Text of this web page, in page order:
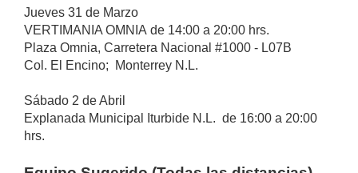
Jueves 31 de Marzo
VERTIMANIA OMNIA de 14:00 a 20:00 hrs.
Plaza Omnia, Carretera Nacional #1000 - L07B
Col. El Encino; Monterrey N.L.
Sábado 2 de Abril
Explanada Municipal Iturbide N.L. de 16:00 a 20:00
hrs.